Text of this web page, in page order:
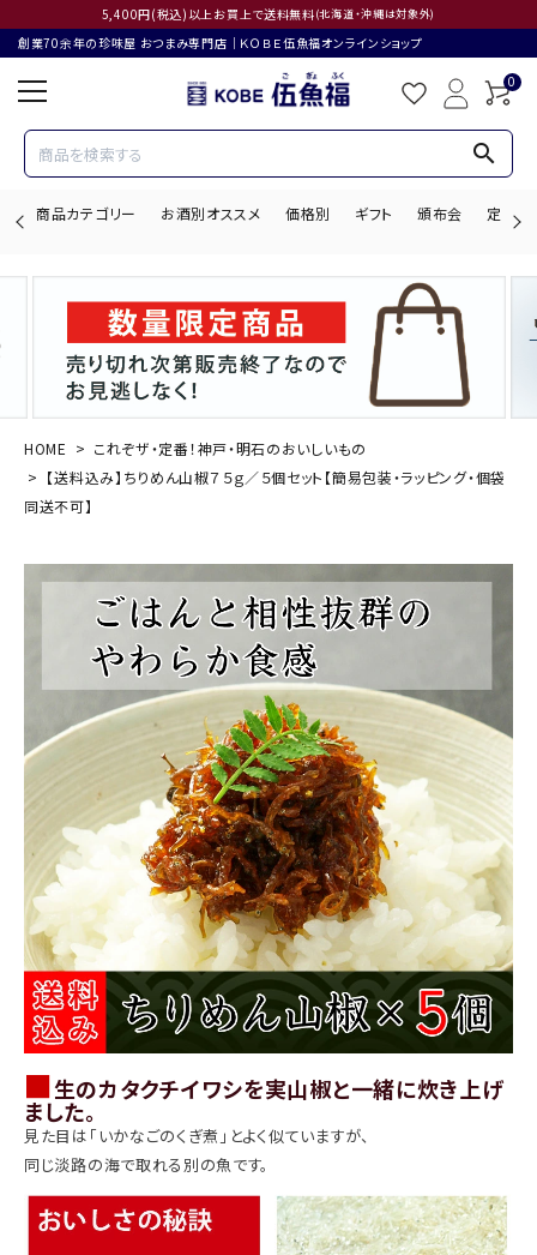
5,400円(税込)以上お買上で送料無料(北海道・沖縄は対象外)
創業70余年の珍味屋 おつまみ専門店│ＫＯＢＥ伍魚福オンラインショップ
0
search
商品カテゴリー お酒別オススメ 価格別 ギフト 頒布会 定期購
search
ACCOUNT MENU
ログイン
お酒別オススメ
お問い合わせ
ご利用ガイド
直営店
HOME
これぞザ・定番！神戸・明石のおいしいもの
【送料込み】ちりめん山椒７５ｇ／５個セット【簡易包装・ラッピング・個袋
同送不可】
■生のカタクチイワシを実山椒と一緒に炊き上げ
ました。
見た目は「いかなごのくぎ煮」とよく似ていますが、
同じ淡路の海で取れる別の魚です。